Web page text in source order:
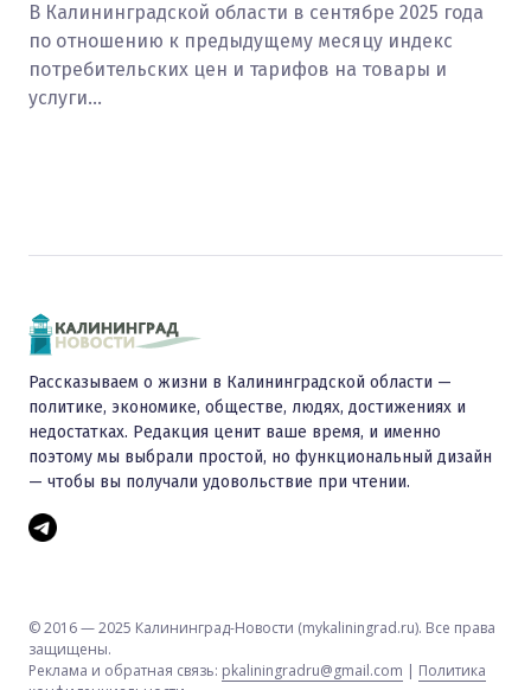
В Калининградской области в сентябре 2025 года
по отношению к предыдущему месяцу индекс
потребительских цен и тарифов на товары и
услуги…
Рассказываем о жизни в Калининградской области —
политике, экономике, обществе, людях, достижениях и
недостатках. Редакция ценит ваше время, и именно
поэтому мы выбрали простой, но функциональный дизайн
— чтобы вы получали удовольствие при чтении.
© 2016 — 2025 Калининград-Новости (mykaliningrad.ru). Все права
защищены.
Реклама и обратная связь: pkaliningradru@gmail.com | Политика